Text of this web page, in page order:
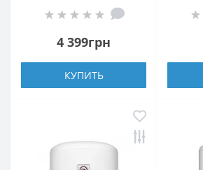
4 399грн
КУПИТЬ